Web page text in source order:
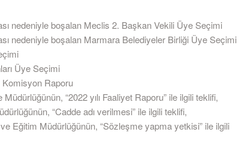
nedeniyle boşalan Meclis 2. Başkan Vekili Üye Seçimi
nedeniyle boşalan Marmara Belediyeler Birliği Üye Seçimi
Üye Seçimi
Komisyon Raporu
“2022 yılı Faaliyet Raporu” ile ilgili teklifi,
“Cadde adı verilmesi” ile ilgili teklifi,
Eğitim Müdürlüğünün, “Sözleşme yapma yetkisi” ile ilgili